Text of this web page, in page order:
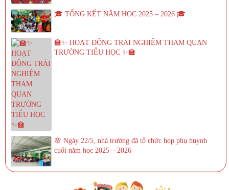
🎓 TỔNG KẾT NĂM HỌC 2025 – 2026 🎓
🏫✨ HOẠT ĐỘNG TRẢI NGHIỆM THAM QUAN
TRƯỜNG TIỂU HỌC ✨🏫
🌸 Ngày 22/5, nhà trường đã tổ chức họp phụ huynh
cuối năm học 2025 – 2026